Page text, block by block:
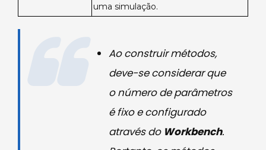
uma simulação.
Ao construir métodos,
deve-se considerar que
o número de parâmetros
é fixo e configurado
através do Workbench.